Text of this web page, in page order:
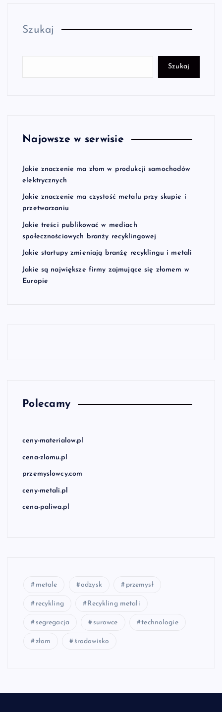
Szukaj
Szukaj
Najowsze w serwisie
Jakie znaczenie ma złom w produkcji samochodów
elektrycznych
Jakie znaczenie ma czystość metalu przy skupie i
przetwarzaniu
Jakie treści publikować w mediach
społecznościowych branży recyklingowej
Jakie startupy zmieniają branżę recyklingu i metali
Jakie są największe firmy zajmujące się złomem w
Europie
Polecamy
ceny-materialow.pl
cena-zlomu.pl
przemyslowcy.com
ceny-metali.pl
cena-paliwa.pl
metale odzysk przemysł
recykling Recykling metali
segregacja surowce technologie
złom środowisko